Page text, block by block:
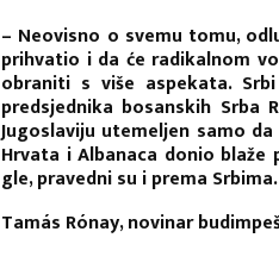
– Neovisno o svemu tomu,
prihvatio i da će radikalnom
obraniti s više aspekata.
predsjednika bosanskih Srba
Jugoslaviju utemeljen samo
Hrvata i Albanaca donio blaže
gle, pravedni su i prema Srbima.
Tamás Rónay, novinar